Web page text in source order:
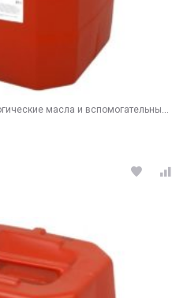
масла и вспомогательные продукты